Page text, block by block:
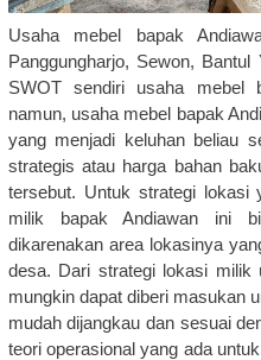
Usaha mebel bapak
Panggungharjo, Sewon,
SWOT sendiri usaha mebel
namun, usaha mebel bapak
yang menjadi keluhan beliau
strategis atau harga bahan
tersebut. Untuk strategi lokasi
milik bapak Andiawan ini
dikarenakan area lokasinya
desa. Dari strategi lokasi milik
mungkin dapat diberi masukan
mudah dijangkau dan sesuai
teori operasional yang ada